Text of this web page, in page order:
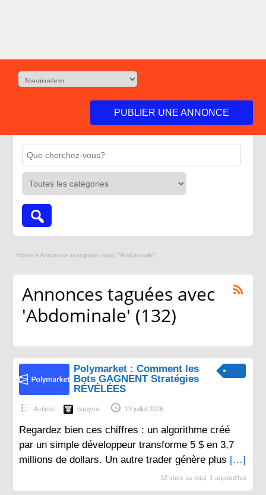
PUBLIER UNE ANNONCE
Home » Annonces marquées avec "Abdominale"
Annonces taguées avec
'Abdominale' (132)
Polymarket : Comment les
Bots GAGNENT Stratégies
RÉVÉLÉES
Activité papyrus 19 juillet 2026
Regardez bien ces chiffres : un algorithme créé
par un simple développeur transforme 5 $ en 3,7
millions de dollars. Un autre trader génère plus […]
32 vues au total, 1 aujourd'hui